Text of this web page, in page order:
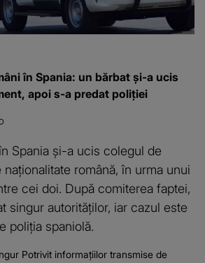
în Spania: un bărbat și-a ucis
apoi s-a predat poliției
Spania și-a ucis colegul de
română, în urma unui
cei doi. După comiterea faptei,
singur autorităților, iar cazul este
poliția spaniolă.
Potrivit informațiilor transmise de